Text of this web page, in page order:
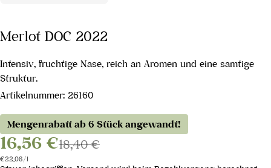
Merlot DOC 2022
Intensiv, fruchtige Nase, reich an Aromen und eine samtige
Struktur.
Artikelnummer: 26160
Mengenrabatt ab 6 Stück angewandt!
16,56 €18,40 €
Stückpreis
€22,08/pro
l